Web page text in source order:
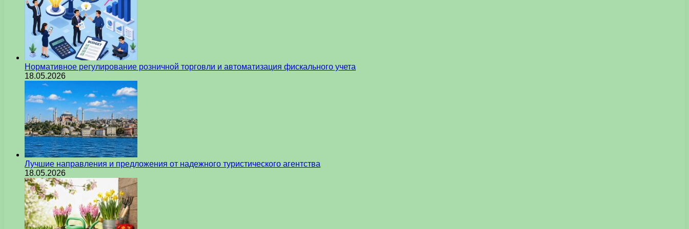
Нормативное регулирование розничной торговли и автоматизация фискального учета
18.05.2026
Лучшие направления и предложения от надежного туристического агентства
18.05.2026